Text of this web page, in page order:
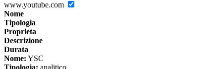
www.youtube.com
Nome
Tipologia
Proprieta
Descrizione
Durata
Nome: YSC